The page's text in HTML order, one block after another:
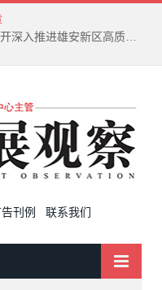
习近平在河北雄安新区考察并主持召开深入推进雄安新区高质量建设和发展座谈会
刊例 联系我们